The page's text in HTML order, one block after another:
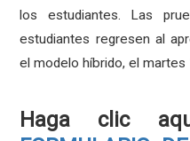
los estudiantes. Las
estudiantes regresen al
el modelo híbrido, el
Haga clic